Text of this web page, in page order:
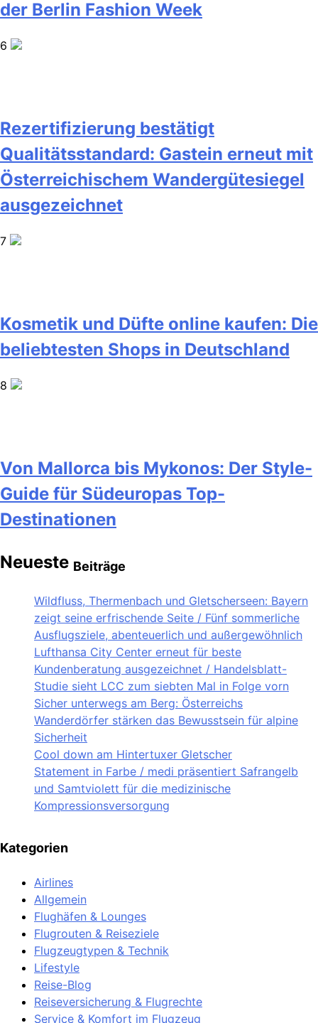
der Berlin Fashion Week
6
Rezertifizierung bestätigt
Qualitätsstandard: Gastein erneut mit
Österreichischem Wandergütesiegel
ausgezeichnet
7
Kosmetik und Düfte online kaufen: Die
beliebtesten Shops in Deutschland
8
Von Mallorca bis Mykonos: Der Style-
Guide für Südeuropas Top-
Destinationen
Neueste Beiträge
Wildfluss, Thermenbach und Gletscherseen: Bayern
zeigt seine erfrischende Seite / Fünf sommerliche
Ausflugsziele, abenteuerlich und außergewöhnlich
Lufthansa City Center erneut für beste
Kundenberatung ausgezeichnet / Handelsblatt-
Studie sieht LCC zum siebten Mal in Folge vorn
Sicher unterwegs am Berg: Österreichs
Wanderdörfer stärken das Bewusstsein für alpine
Sicherheit
Cool down am Hintertuxer Gletscher
Statement in Farbe / medi präsentiert Safrangelb
und Samtviolett für die medizinische
Kompressionsversorgung
Kategorien
Airlines
Allgemein
Flughäfen & Lounges
Flugrouten & Reiseziele
Flugzeugtypen & Technik
Lifestyle
Reise-Blog
Reiseversicherung & Flugrechte
Service & Komfort im Flugzeug